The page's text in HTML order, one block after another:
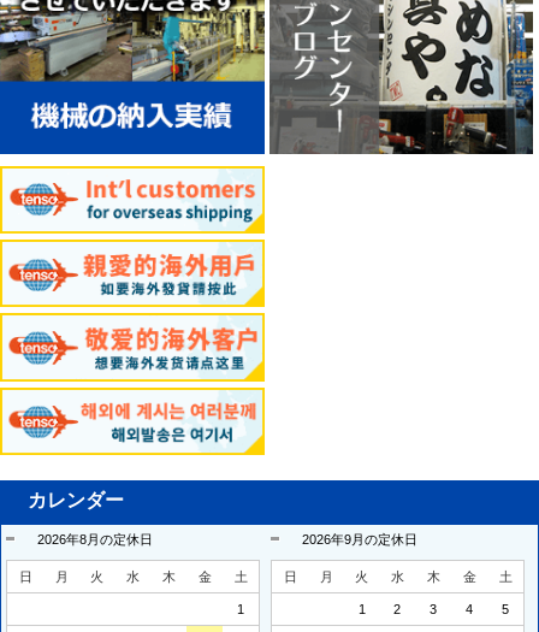
カレンダー
2026年8月の定休日
日 月 火 水 木 金 土
1
2026年9月の定休日
日 月 火 水 木 金 土
1 2 3 4 5